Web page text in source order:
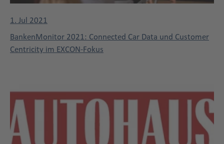
1. Jul 2021
BankenMonitor 2021: Connected Car Data und Customer
Centricity im EXCON-Fokus